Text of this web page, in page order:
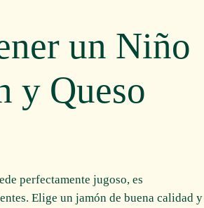
un Niño
y Queso
perfectamente jugoso, es
Elige un jamón de buena calidad y